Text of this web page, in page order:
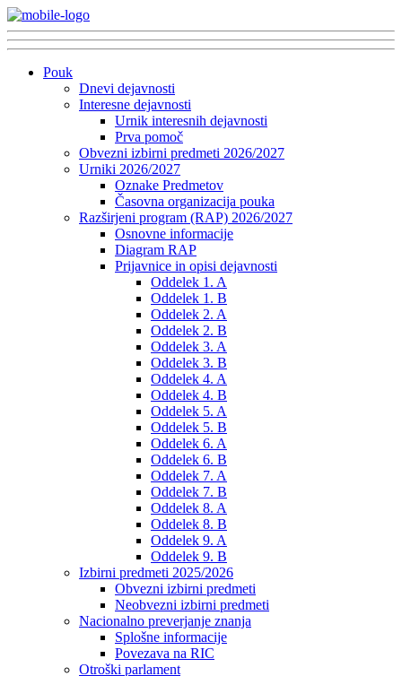
Pouk
Dnevi dejavnosti
Interesne dejavnosti
Urnik interesnih dejavnosti
Prva pomoč
Obvezni izbirni predmeti 2026/2027
Urniki 2026/2027
Oznake Predmetov
Časovna organizacija pouka
Razširjeni program (RAP) 2026/2027
Osnovne informacije
Diagram RAP
Prijavnice in opisi dejavnosti
Oddelek 1. A
Oddelek 1. B
Oddelek 2. A
Oddelek 2. B
Oddelek 3. A
Oddelek 3. B
Oddelek 4. A
Oddelek 4. B
Oddelek 5. A
Oddelek 5. B
Oddelek 6. A
Oddelek 6. B
Oddelek 7. A
Oddelek 7. B
Oddelek 8. A
Oddelek 8. B
Oddelek 9. A
Oddelek 9. B
Izbirni predmeti 2025/2026
Obvezni izbirni predmeti
Neobvezni izbirni predmeti
Nacionalno preverjanje znanja
Splošne informacije
Povezava na RIC
Otroški parlament